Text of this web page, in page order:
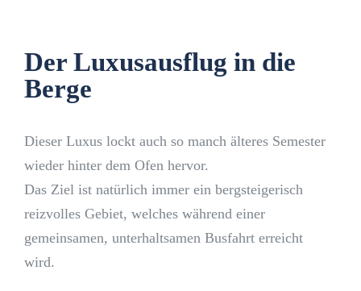
Der Luxusausflug in die
Berge
Dieser Luxus lockt auch so manch älteres Semester
wieder hinter dem Ofen hervor.
Das Ziel ist natürlich immer ein bergsteigerisch
reizvolles Gebiet, welches während einer
gemeinsamen, unterhaltsamen Busfahrt erreicht
wird.